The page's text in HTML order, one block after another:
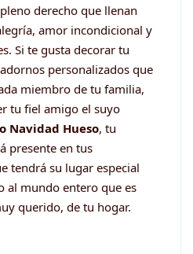
derecho que llenan
amor incondicional y
Si te gusta decorar tu
personalizados que
miembro de tu familia,
tu fiel amigo el suyo
Navidad Hueso, tu
presente en tus
tendrá su lugar especial
al mundo entero que es
querido, de tu hogar.